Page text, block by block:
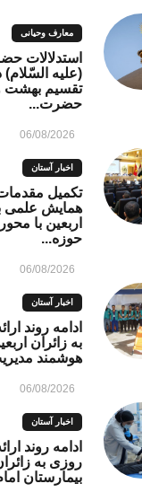
معارف وحیانی
استدلالات
(علیه
تقسیم بهشت
حضرت...
06/08/2026
اخبار آستان
تکمیل
همایش علمی
اربعین با
حوزه...
06/08/2026
اخبار آستان
ادامه روند
به زائران
هوشمند
06/08/2026
اخبار آستان
ادامه روند
روزی به
بیمارستان